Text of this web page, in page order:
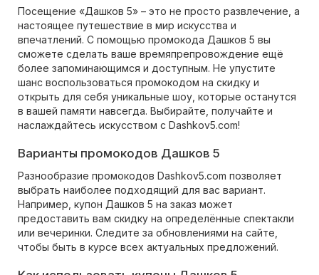
Посещение «Дашков 5» – это не просто развлечение, а
настоящее путешествие в мир искусства и
впечатлений. С помощью промокода Дашков 5 вы
сможете сделать ваше времяпрепровождение ещё
более запоминающимся и доступным. Не упустите
шанс воспользоваться промокодом на скидку и
открыть для себя уникальные шоу, которые останутся
в вашей памяти навсегда. Выбирайте, получайте и
наслаждайтесь искусством с Dashkov5.com!
Варианты промокодов Дашков 5
Разнообразие промокодов Dashkov5.com позволяет
выбрать наиболее подходящий для вас вариант.
Например, купон Дашков 5 на заказ может
предоставить вам скидку на определённые спектакли
или вечеринки. Следите за обновлениями на сайте,
чтобы быть в курсе всех актуальных предложений.